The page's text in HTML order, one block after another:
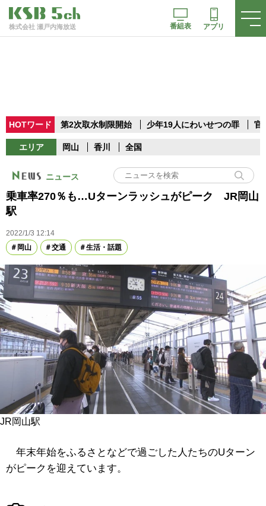
株式会社 瀬戸内海放送 番組表 アプリ
HOTワード 第2次取水制限開始 少年19人にわいせつの罪 官
エリア 岡山 香川 全国
ニュース
乗車率270％も…Uターンラッシュがピーク JR岡山
駅
2022/1/3 12:14
岡山
交通 生活・話題
JR岡山駅
年末年始をふるさとなどで過ごした人たちのUターン
がピークを迎えています。